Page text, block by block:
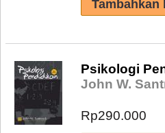
Psikologi
John W.
Rp290.000